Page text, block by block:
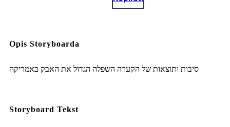
Opis Storyboarda
סיבות ותוצאות של הקערה השפלה הגדול את האבק באמריקה
Storyboard Tekst